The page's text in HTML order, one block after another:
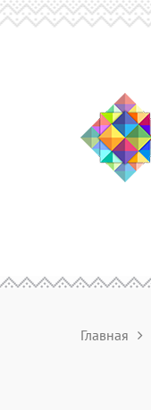
Главная